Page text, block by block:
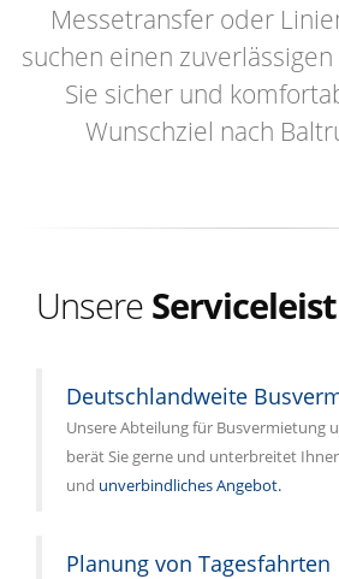
Messetransfer oder
suchen einen
Sie sicher und
Wunschziel nach
Unsere
Deutschlandweite
Unsere Abteilung für Busvermietung
berät Sie gerne und unterbreitet
und unverbindliches Angebot.
Planung von Tagesfahrten